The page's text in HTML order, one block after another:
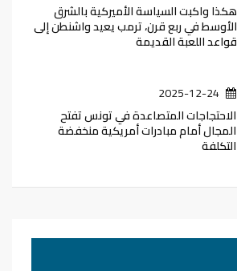
هكذا واكبت السياسة الأميركية بالشرق
الأوسط في ربع قرن، ترمب يعيد واشنطن إلى
قواعد اللعبة القديمة
2025-12-24
الاحتجاجات المتصاعدة في تونس تفتح
المجال أمام مبادرات أمريكية منخفضة
التكلفة